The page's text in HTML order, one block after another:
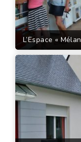
L’Espace «